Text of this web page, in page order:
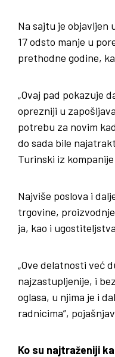
Na sajtu je objavljen
17 odsto manje u
prethodne godine,
„Ovaj pad pokazuje
oprezniji u
potrebu za novim
do sada bile
Turinski iz
Najviše poslova i
trgovine,
ja, kao i
„Ove delatnosti već
najzastupljenije, i
oglasa, u njima je i
radnicima”,
Ko su najtraženiji